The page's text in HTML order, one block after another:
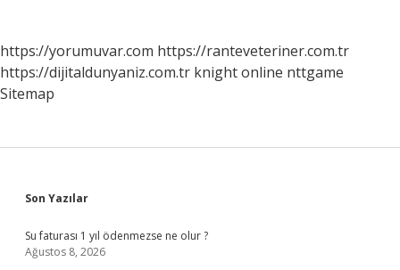
https://yorumuvar.com https://ranteveteriner.com.tr
https://dijitaldunyaniz.com.tr knight online nttgame
Sitemap
Sidebar
Son Yazılar
Su faturası 1 yıl ödenmezse ne olur ?
Ağustos 8, 2026